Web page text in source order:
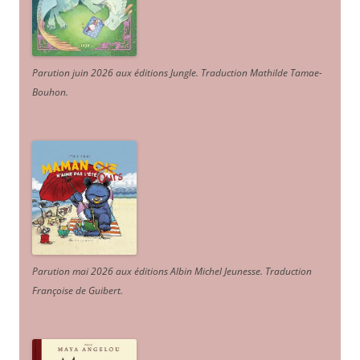
Parution juin 2026 aux éditions Jungle. Traduction Mathilde Tamae-
Bouhon.
Parution mai 2026 aux éditions Albin Michel Jeunesse. Traduction
Françoise de Guibert.